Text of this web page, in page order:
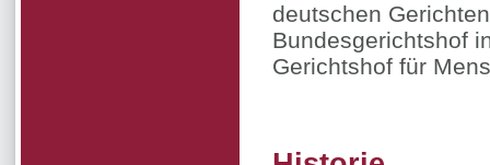
deutschen
Bundesgerichtshof
Gerichtshof für